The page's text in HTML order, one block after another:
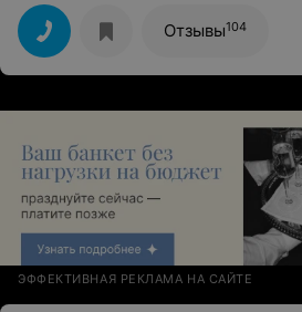
профессионал! Спасибо за то, что
замечательно подстригли.
Отзывы104
ЭФФЕКТИВНАЯ РЕКЛАМА НА САЙТЕ